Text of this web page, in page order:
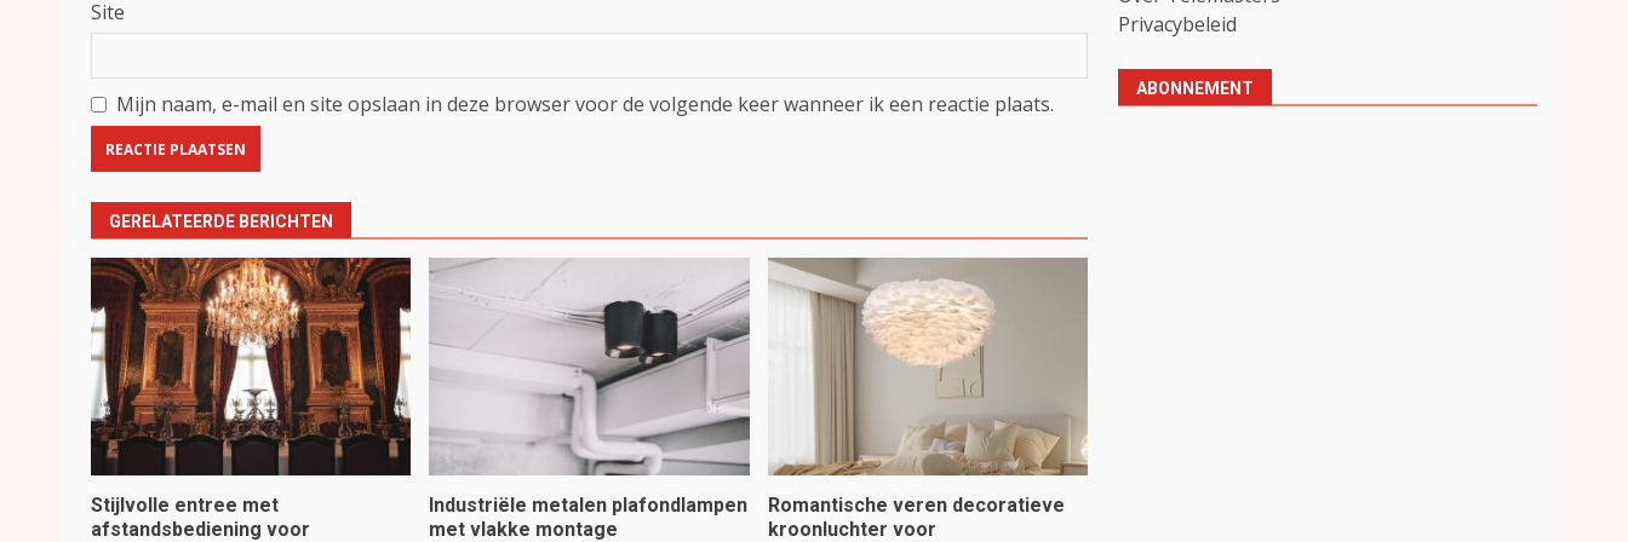
Site
Mijn naam, e-mail en site opslaan in deze browser voor de volgende keer wanneer ik een reactie plaats.
GERELATEERDE BERICHTEN
Stijlvolle entree met
afstandsbediening voor
Industriële metalen plafondlampen
met vlakke montage
Romantische veren decoratieve
kroonluchter voor
Privacybeleid
ABONNEMENT